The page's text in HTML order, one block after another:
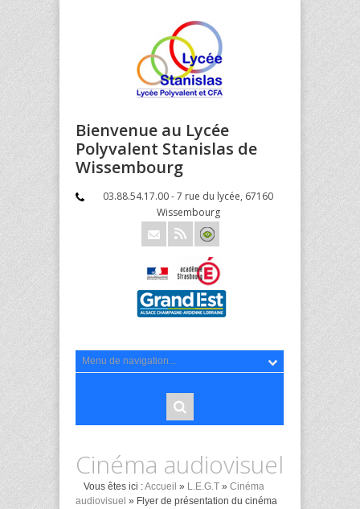
Bienvenue au Lycée
Polyvalent Stanislas de
Wissembourg
03.88.54.17.00 - 7 rue du lycée, 67160
Wissembourg
Cinéma audiovisuel
Vous êtes ici :Accueil » L.E.G.T » Cinéma
audiovisuel » Flyer de présentation du cinéma